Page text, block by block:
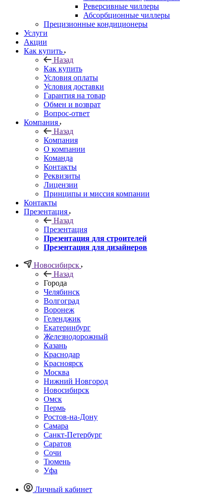
Реверсивные чиллеры
Абсорбционные чиллеры
Прецизионные кондиционеры
Услуги
Акции
Как купить
Назад
Как купить
Условия оплаты
Условия доставки
Гарантия на товар
Обмен и возврат
Вопрос-ответ
Компания
Назад
Компания
О компании
Команда
Контакты
Реквизиты
Лицензии
Принципы и миссия компании
Контакты
Презентация
Назад
Презентация
Презентация для строителей
Презентация для дизайнеров
Новосибирск
Назад
Города
Челябинск
Волгоград
Воронеж
Геленджик
Екатеринбург
Железнодорожный
Казань
Краснодар
Красноярск
Москва
Нижний Новгород
Новосибирск
Омск
Пермь
Ростов-на-Дону
Самара
Санкт-Петербург
Саратов
Сочи
Тюмень
Уфа
Личный кабинет